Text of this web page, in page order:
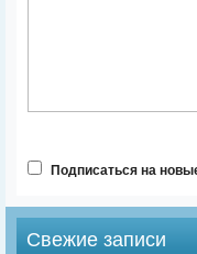
Подписаться на
Свежие записи